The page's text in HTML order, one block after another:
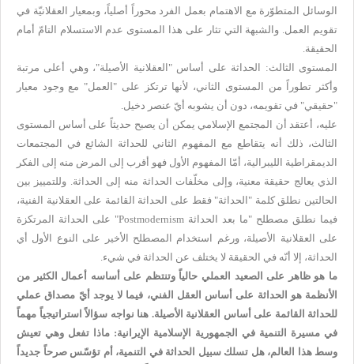
الوسائل المتطوّرة مع الاهتمام بعمل الفرد محوراً أصلياً، وبمعيار العقلانيّة في
تقويم العمل. والشبهة التي تثار على هذا المستوى عدم الاستسلام التامّ أمام
الحقيقة.
المستوى الثالث: الحداثة على أساس "العقلانية الأصيلة"، وهي أعلى مرتبة
وأكثر تطوراً من المستوى الثاني، لأنها ترتكز على "العمل" مع وجود معيار
"حقيقي" في تقويمه، دون أن يشوبه أيّ عنصر دخيل.
عليه، أعتقد أن المجتمع الإسلامي يمكن أن يصبح حديثاً على أساس المستوى
الثالث، ذلك أنه يتقاطع مع المفهوم الثاني للحداثة الشائع في المجتمعات
الديمقراطية الليبرالية، أمّا المفهوم الأول فهو أقرب إلى المرض منه إلى الفكر
الذي يعالج حقيقة معنية، وإلى مخلّفات الحداثة منه إلى الحداثة. وللتمييز بين
الحالتين نطلق كلمة "الحداثة" فقط على الحداثة القائمة على العقلانية الفنية،
فيما نطلق مصطلح "ما بعد الحداثة Postmodernism" على الحداثة المرتكزة
على العقلانية الأصيلة، ورغم استخدام المصطلح الأخير على النوع الأول أي
الحداثة، إلا أنّه في الحقيقة لا يختلف عن الحداثة في شيء.
ما هو ظاهر على الصعيد العملي حالياً وتنتظم على أساسه أعمال الكثير من
الأنظمة هو الحداثة على أساس العقل الفني، فيما لا يوجد أيّ مصداق عملي
للحداثة القائمة على أساس العقلانية الأصيلة. هنا نواجه سؤالاً استراتيجياً مهماً
في مسيرة التنمية في الجمهورية الإسلامية الإيرانية: ماذا تفعل وهي تعيش
وسط هذا العالم، هل تسلك سبيل الحداثة في التنمية، أم تؤسّس صرحاً جديداً